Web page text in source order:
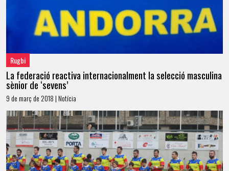
Rugbi
La federació reactiva internacionalment la selecció masculina
sènior de ‘sevens’
9 de març de 2018 | Notícia